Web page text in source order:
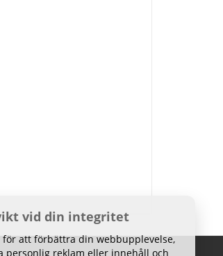
vid din integritet
för att förbättra din webbupplevelse,
personlig reklam eller innehåll och